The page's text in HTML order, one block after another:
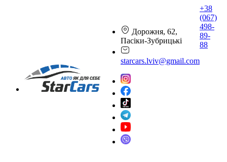
Дорожня, 62,
Пасіки-Зубрицькі
starcars.lviv@gmail.com
+38
(067)
498-
89-
88